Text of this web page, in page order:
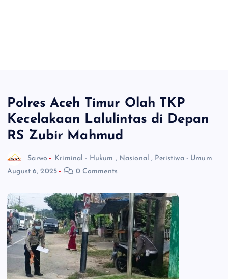
Polres Aceh Timur Olah TKP
Kecelakaan Lalulintas di Depan
RS Zubir Mahmud
Sarwo Kriminal - Hukum , Nasional , Peristiwa - Umum
August 6, 2025
0 Comments